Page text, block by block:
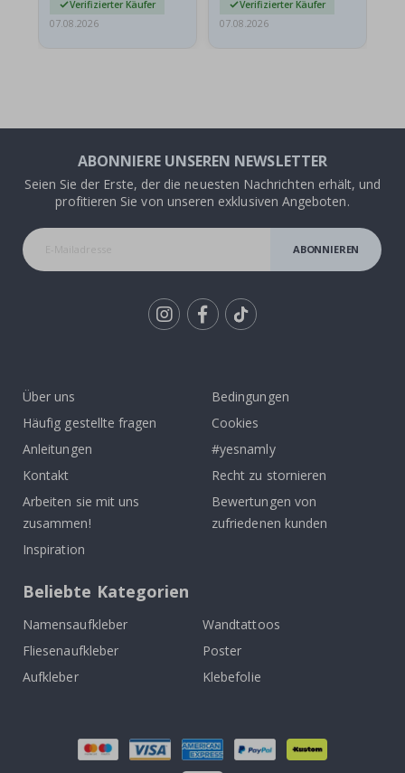
Verifizierter Käufer
07.08.2026
Verifizierter Käufer
07.08.2026
ABONNIERE UNSEREN NEWSLETTER
Seien Sie der Erste, der die neuesten Nachrichten erhält, und
profitieren Sie von unseren exklusiven Angeboten.
ABONNIEREN
Über uns
Häufig gestellte fragen
Anleitungen
Kontakt
Arbeiten sie mit uns
zusammen!
Inspiration
Bedingungen
Cookies
#yesnamly
Recht zu stornieren
Bewertungen von
zufriedenen kunden
Beliebte Kategorien
Namensaufkleber
Wandtattoos
Fliesenaufkleber
Poster
Aufkleber
Klebefolie